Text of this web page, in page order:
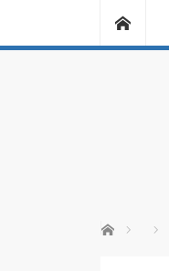
ホーム